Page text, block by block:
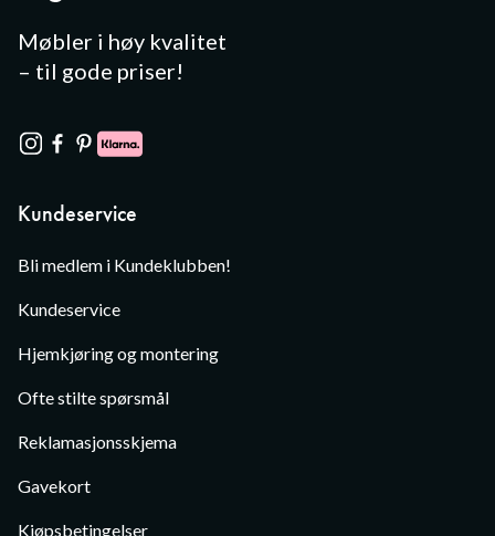
Møbler i høy kvalitet
– til gode priser!
Kundeservice
Bli medlem i Kundeklubben!
Kundeservice
Hjemkjøring og montering
Ofte stilte spørsmål
Reklamasjonsskjema
Gavekort
Kjøpsbetingelser